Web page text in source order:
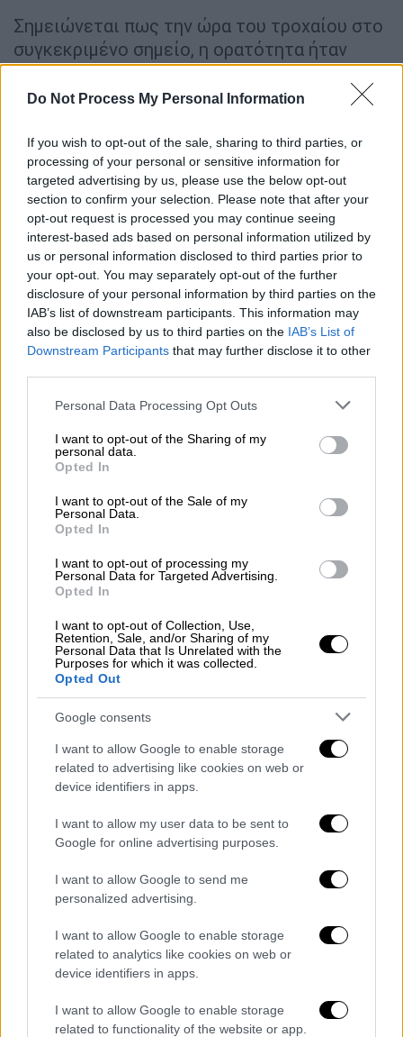
Do Not Process My Personal Information
If you wish to opt-out of the sale, sharing to third parties, or
processing of your personal or sensitive information for
targeted advertising by us, please use the below opt-out
section to confirm your selection. Please note that after your
opt-out request is processed you may continue seeing
interest-based ads based on personal information utilized by
us or personal information disclosed to third parties prior to
your opt-out. You may separately opt-out of the further
disclosure of your personal information by third parties on the
IAB’s list of downstream participants. This information may
also be disclosed by us to third parties on the IAB’s List of
Downstream Participants that may further disclose it to other
Please note that this website/app uses one or more Google
not limited to your visit or usage behaviour. You may click to
grant or deny consent to Google and its third-party tags to
use your data for below specified purposes in below Google
consent section.
Personal Data Processing Opt Outs
I want to opt-out of the Sharing of my
personal data.
Opted In
I want to opt-out of the Sale of my
Personal Data.
Opted In
I want to opt-out of processing my
Personal Data for Targeted Advertising.
Opted In
I want to opt-out of Collection, Use,
Retention, Sale, and/or Sharing of my
Personal Data that Is Unrelated with the
Purposes for which it was collected.
Opted Out
Google consents
I want to allow Google to enable storage
related to advertising like cookies on web or
device identifiers in apps.
I want to allow my user data to be sent to
Google for online advertising purposes.
I want to allow Google to send me
personalized advertising.
I want to allow Google to enable storage
related to analytics like cookies on web or
device identifiers in apps.
I want to allow Google to enable storage
related to functionality of the website or app.
Σημειώνεται πως την ώρα του τροχαίου στο
συγκεκριμένο σημείο, η ορατότητα ήταν
μηδενική, εξαιτίας της ομίχλης.
Οι αρχές αναζητούν οπτικό υλικό από τη
διαχειρίστρια εταιρεία και το καταγραφικό
της, καθώς οι κάμερες ασφαλείας που θα
έριχναν «φως» στις συνθήκες του
σοκαριστικού δυστυχήματος,
καταστράφηκαν ολοσχερώς από τη φωτιά.
Οι 4 τραυματίες δεν δατρέχουν
κίνδυνο
Συνολικά τραυματίστηκαν τέσσερις
άνθρωποι και οι πρώτες πληροφορίες
αναφέρουν ότι δεν διατρέχουν κίνδυνο, με
τους δύο να διακομίζονται στο νοσοκομείο
της Βέροιας και τους άλλους δύο σε αυτό
της Κοζάνης.Το σοκαριστικό δυστύχημα
έγινε λίγο μετά τις 4 το απόγευμα στο ρεύμα
προς Κοζάνη, το οποίο έκλεισε από τη
στιγμή της σύγκρουσης και έπειτα.
Χιλιάδες
οδηγοί είναι εγκλωβισμένοι, με την ουρά να
φτάνει τα 22 χιλιόμετρα. Σημειώνεται ότι
έχει συλληφθεί ο οδηγός του φορτηγού,
καθώς το όχημά του προσέκρουσε με
καταλήξει στο στηθαίο ασφαλείας και στο
box των διοδίων Πολυμύλου.